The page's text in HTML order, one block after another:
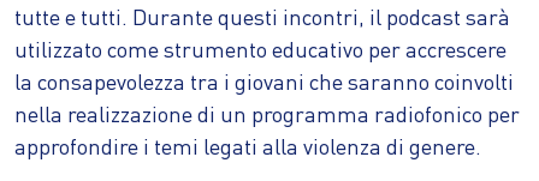
tutte e tutti. Durante questi incontri, il podcast sarà
utilizzato come strumento educativo per accrescere
la consapevolezza tra i giovani che saranno coinvolti
nella realizzazione di un programma radiofonico per
approfondire i temi legati alla violenza di genere.